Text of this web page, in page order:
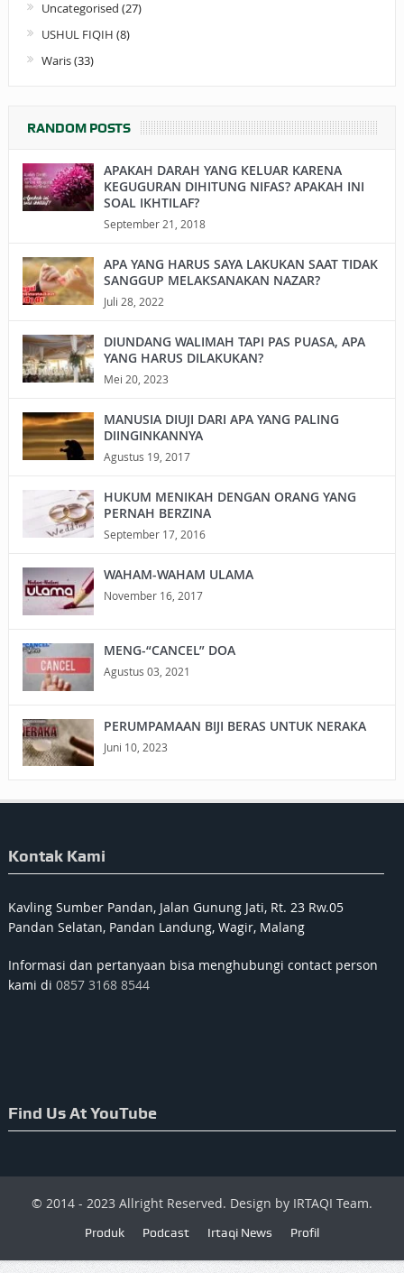
Uncategorised (27)
USHUL FIQIH (8)
Waris(33)
RANDOM POSTS
APAKAH DARAH YANG KELUAR KARENA
KEGUGURAN DIHITUNG NIFAS? APAKAH INI
SOAL IKHTILAF?
September 21, 2018
APA YANG HARUS SAYA LAKUKAN SAAT TIDAK
SANGGUP MELAKSANAKAN NAZAR?
Juli 28, 2022
DIUNDANG WALIMAH TAPI PAS PUASA, APA
YANG HARUS DILAKUKAN?
Mei 20, 2023
MANUSIA DIUJI DARI APA YANG PALING
DIINGINKANNYA
Agustus 19, 2017
HUKUM MENIKAH DENGAN ORANG YANG
PERNAH BERZINA
September 17, 2016
WAHAM-WAHAM ULAMA
November 16, 2017
MENG-“CANCEL” DOA
Agustus 03, 2021
PERUMPAMAAN BIJI BERAS UNTUK NERAKA
Juni 10, 2023
Kontak Kami
Kavling Sumber Pandan, Jalan Gunung Jati, Rt. 23 Rw.05
Pandan Selatan, Pandan Landung, Wagir, Malang
Informasi dan pertanyaan bisa menghubungi contact person
kami di 0857 3168 8544
Find Us At YouTube
© 2014 - 2023 Allright Reserved. Design by IRTAQI Team.
Produk Podcast Irtaqi News Profil